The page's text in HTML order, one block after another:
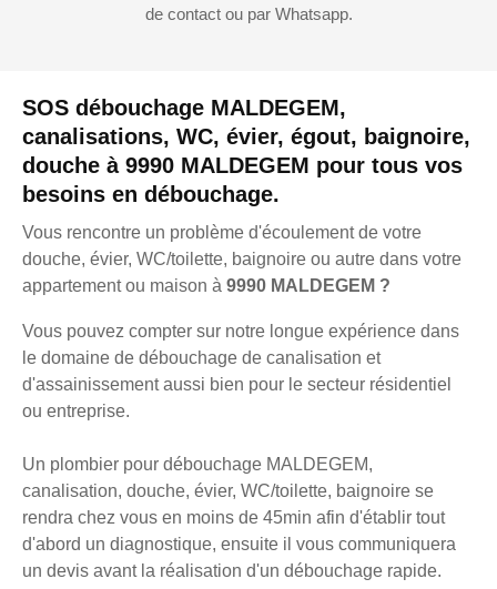
SOS débouchage MALDEGEM,
canalisations, WC, évier, égout, baignoire,
douche à 9990 MALDEGEM pour tous vos
besoins en débouchage.
Vous rencontre un problème d'écoulement de votre
douche, évier, WC/toilette, baignoire ou autre dans votre
appartement ou maison à 9990 MALDEGEM ?
Vous pouvez compter sur notre longue expérience dans
le domaine de débouchage de canalisation et
d'assainissement aussi bien pour le secteur résidentiel
ou entreprise.
Un plombier pour débouchage MALDEGEM,
canalisation, douche, évier, WC/toilette, baignoire se
rendra chez vous en moins de 45min afin d'établir tout
d'abord un diagnostique, ensuite il vous communiquera
un devis avant la réalisation d'un débouchage rapide.
de contact ou par Whatsapp.